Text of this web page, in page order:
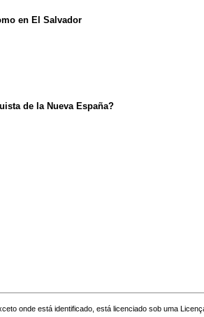
en El Salvador
de la Nueva España?
onde está identificado, está licenciado sob uma